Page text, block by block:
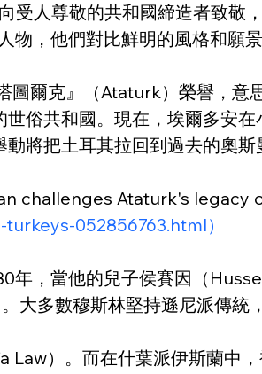
受人尊敬的共和國締造者致
物，他們對比鮮明的風格和願
圖爾克』（Ataturk）榮譽，
俗共和國。現在，埃爾多安
將把土耳其拉回到過去的奧
challenges Ataturk's legacy
052856763.html）
，當他的兒子侯賽因（
大多數穆斯林堅持遜尼派傳統
Law）。而在什葉派伊斯蘭中